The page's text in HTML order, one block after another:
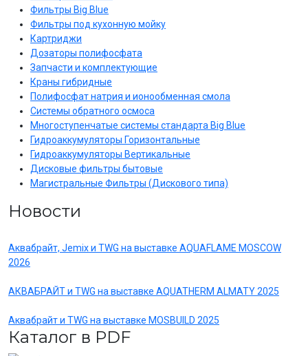
Фильтры Big Blue
Фильтры под кухонную мойку
Картриджи
Дозаторы полифосфата
Запчасти и комплектующие
Краны гибридные
Полифосфат натрия и ионообменная смола
Системы обратного осмоса
Многоступенчатые системы стандарта Big Blue
Гидроаккумуляторы Горизонтальные
Гидроаккумуляторы Вертикальные
Дисковые фильтры бытовые
Магистральные Фильтры (Дискового типа)
Новости
Аквабрайт, Jemix и TWG на выставке AQUAFLAME MOSCOW
2026
АКВАБРАЙТ и TWG на выставке AQUATHERM ALMATY 2025
Аквабрайт и TWG на выставке MOSBUILD 2025
Каталог в PDF